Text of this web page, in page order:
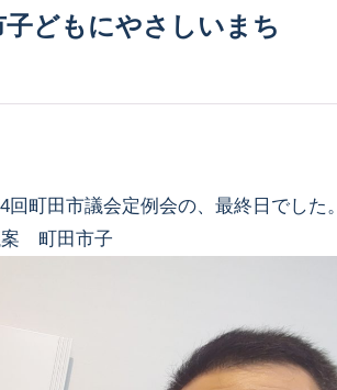
町田市議会定例会の、最終日でした。
案 町田市子